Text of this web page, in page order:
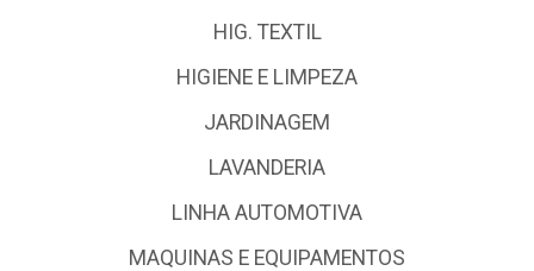
HIG. TEXTIL
HIGIENE E LIMPEZA
JARDINAGEM
LAVANDERIA
LINHA AUTOMOTIVA
MAQUINAS E EQUIPAMENTOS